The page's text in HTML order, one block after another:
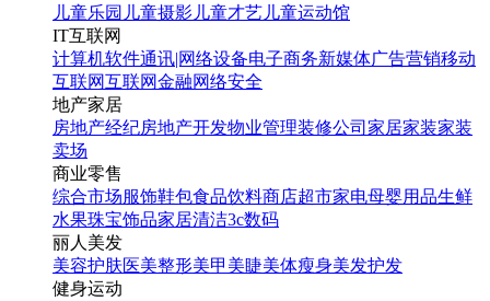
儿童乐园 儿童摄影 儿童才艺 儿童运动馆
IT互联网
计算机软件通讯|网络设备电子商务新媒体广告营销移动
互联网互联网金融网络安全
地产家居
房地产经纪房地产开发物业管理装修公司 家居家装家装
卖场
商业零售
综合市场服饰鞋包食品饮料商店超市家电母婴用品生鲜
水果珠宝饰品家居清洁3c数码
丽人美发
美容护肤医美整形美甲美睫美体瘦身美发护发
健身运动